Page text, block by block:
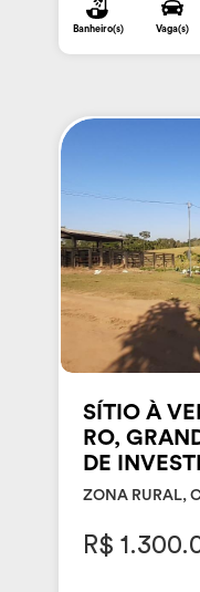
Banheiro(s) Vaga(s)
SÍTIO À
RO,
DE
ZONA RURAL,
R$